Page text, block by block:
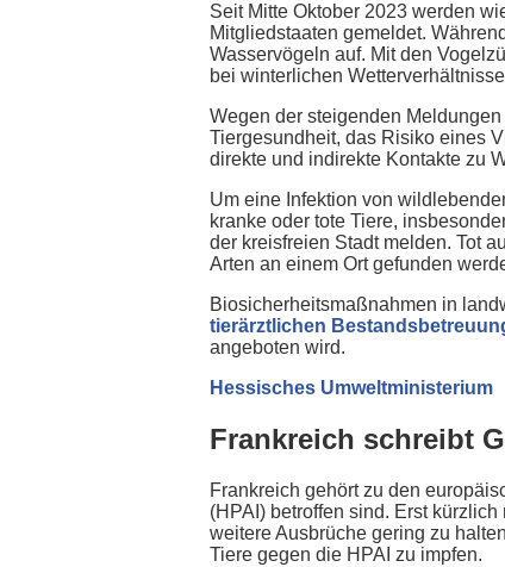
Seit Mitte Oktober 2023 werden
Mitgliedstaaten gemeldet.
Wasservögeln auf. Mit den
bei winterlichen
Wegen der steigenden
Tiergesundheit, das Risiko eines
direkte und indirekte Kontakte zu
Um eine Infektion von
kranke oder tote Tiere,
der kreisfreien Stadt melden. Tot
Arten an einem Ort gefunden
Biosicherheitsmaßnahmen in
tierärztlichen
angeboten wird.
Hessisches Umweltministerium
Frankreich schreibt
Frankreich gehört zu den
(HPAI) betroffen sind. Erst
weitere Ausbrüche gering zu
Tiere gegen die HPAI zu impfen.